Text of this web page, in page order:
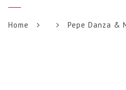
Home Pepe Danza &